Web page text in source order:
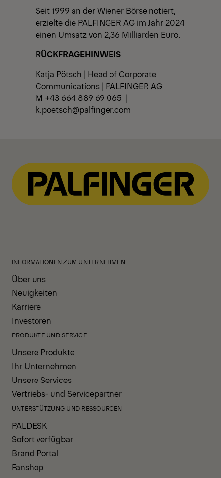
Seit 1999 an der Wiener Börse notiert,
erzielte die PALFINGER AG im Jahr 2024
einen Umsatz von 2,36 Milliarden Euro.
RÜCKFRAGEHINWEIS
Katja Pötsch | Head of Corporate
Communications | PALFINGER AG
M +43 664 889 69 065 |
k.poetsch@palfinger.com
INFORMATIONEN ZUM UNTERNEHMEN
Über uns
Neuigkeiten
Karriere
Investoren
PRODUKTE UND SERVICE
Unsere Produkte
Ihr Unternehmen
Unsere Services
Vertriebs- und Servicepartner
UNTERSTÜTZUNG UND RESSOURCEN
PALDESK
Sofort verfügbar
Brand Portal
Fanshop